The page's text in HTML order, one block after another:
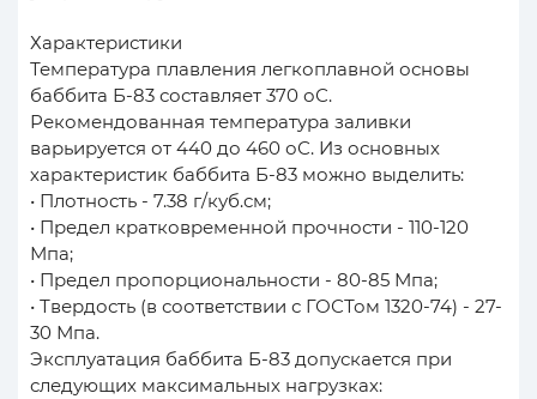
Характеристики
Температура плавления легкоплавной основы
баббита Б-83 составляет 370 оС.
Рекомендованная температура заливки
варьируется от 440 до 460 оС. Из основных
характеристик баббита Б-83 можно выделить:
• Плотность - 7.38 г/куб.см;
• Предел кратковременной прочности - 110-120
Мпа;
• Предел пропорциональности - 80-85 Мпа;
• Твердость (в соответствии с ГОСТом 1320-74) - 27-
30 Мпа.
Эксплуатация баббита Б-83 допускается при
следующих максимальных нагрузках: